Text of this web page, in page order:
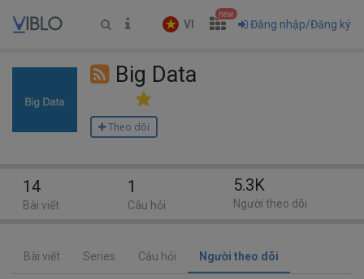
VI
new
Đăng nhập/Đăng ký
Big Data
Theo dõi
Bài viết Series Câu hỏi Người theo dõi
14
Bài viết
1
Câu hỏi
5.3K
Người theo dõi